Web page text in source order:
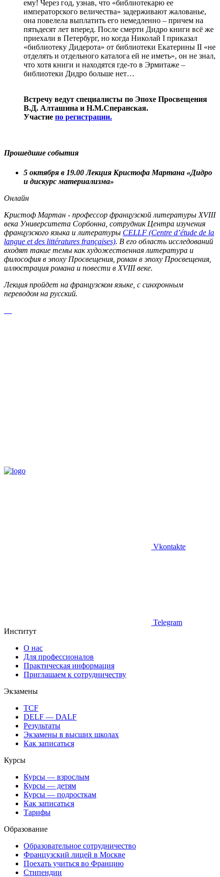
ему! Через год, узнав, что «библиотекарю ее
императорского величества» задерживают жалованье,
она повелела выплатить его немедленно – причем на
пятьдесят лет вперед. После смерти Дидро книги всё же
приехали в Петербург, но когда Николай I приказал
«библиотеку Дидерота» от библиотеки Екатерины II «не
отделять и отдельного каталога ей не иметь», он не знал,
что хотя книги и находятся где-то в Эрмитаже –
библиотеки Дидро больше нет…
Встречу ведут специалисты по Эпохе Просвещения
В.Д. Алташина и Н.М.Сперанская.
Участие по регистрации.
Прошедшие события
5 октября в 19.00 Лекция Кристофа Мартана «Дидро
и дискурс материализма»
Онлайн
Кристоф Мартан - профессор французской литературы XVIII
века Университета Сорбонна, сотрудник Центра изучения
французского языка и литературы CELLF (Centre d’étude de la
langue et des littératures françaises). В его область исследований
входят такие темы как художественная литература и
философия в эпоху Просвещения, роман в эпоху Просвещения,
иллюстрация романа и повести в XVIII веке.
Лекция пройдет на французском языке, с синхронным
переводом на русский.
Vkontakte
Telegram
Институт
О нас
Для профессионалов
Практическая информация
Приглашаем к сотрудничеству
Экзамены
TCF
DELF — DALF
Результаты
Экзамены в высших школах
Как записаться
Курсы
Курсы — взрослым
Курсы — детям
Курсы — подросткам
Как записаться
Тарифы
Образование
Образовательное сотрудничество
Французский лицей в Москве
Поехать учиться во Францию
Стипендии